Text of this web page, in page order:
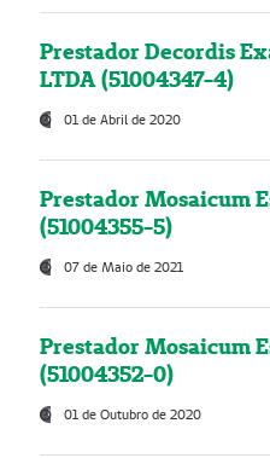
Prestador Decordis
LTDA (51004347-4)
01 de Abril de 2020
Prestador Mosaicum
(51004355-5)
07 de Maio de 2021
Prestador Mosaicum
(51004352-0)
01 de Outubro de 2020